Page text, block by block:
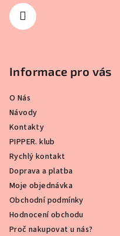
Informace pro vás
O Nás
Návody
Kontakty
PIPPER. klub
Rychlý kontakt
Doprava a platba
Moje objednávka
Obchodní podmínky
Hodnocení obchodu
Proč nakupovat u nás?